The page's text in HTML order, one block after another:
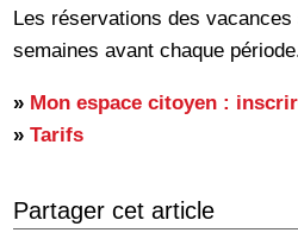
Les réservations des
semaines avant chaque
» Mon espace citoyen :
»Tarifs
Partager cet article